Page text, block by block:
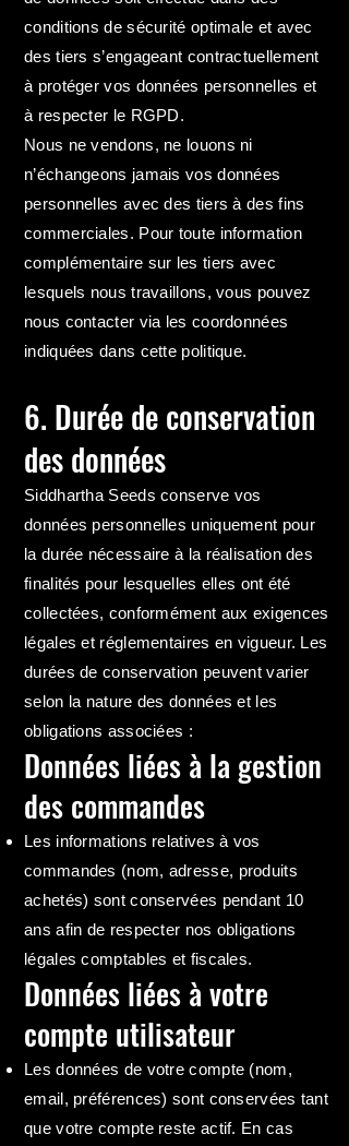
conditions de sécurité optimale et avec
des tiers s’engageant contractuellement
à protéger vos données personnelles et
à respecter le RGPD.
Nous ne vendons, ne louons ni
n’échangeons jamais vos données
personnelles avec des tiers à des fins
commerciales. Pour toute information
complémentaire sur les tiers avec
lesquels nous travaillons, vous pouvez
nous contacter via les coordonnées
indiquées dans cette politique.
6. Durée de conservation
des données
Siddhartha Seeds conserve vos
données personnelles uniquement pour
la durée nécessaire à la réalisation des
finalités pour lesquelles elles ont été
collectées, conformément aux exigences
légales et réglementaires en vigueur. Les
durées de conservation peuvent varier
selon la nature des données et les
obligations associées :
Données liées à la gestion
des commandes
Les informations relatives à vos
commandes (nom, adresse, produits
achetés) sont conservées pendant 10
ans afin de respecter nos obligations
légales comptables et fiscales.
Données liées à votre
compte utilisateur
Les données de votre compte (nom,
email, préférences) sont conservées tant
que votre compte reste actif. En cas